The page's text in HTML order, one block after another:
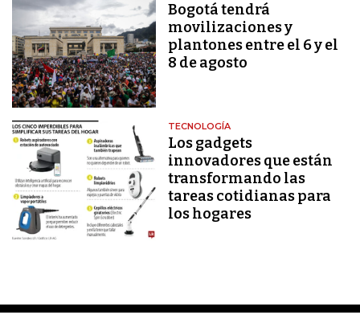
Bogotá tendrá
movilizaciones y
plantones entre el 6 y el
8 de agosto
TECNOLOGÍA
Los gadgets
innovadores que están
transformando las
tareas cotidianas para
los hogares